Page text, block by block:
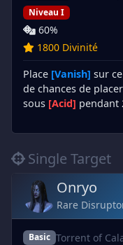
Niveau I
60%
1800 Divinité
Place [Vanish] sur
de chances de placer
sous [Acid] pendant
Single Target
Onryo
Rare
Basic Torrent of